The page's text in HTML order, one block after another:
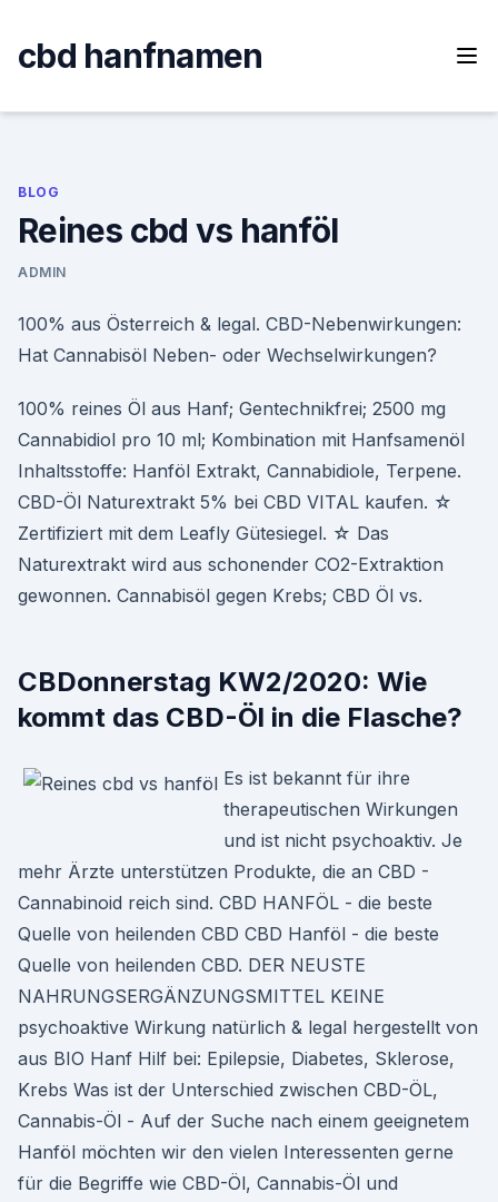
content
cbd hanfnamen
BLOG
Reines cbd vs hanföl
ADMIN
100% aus Österreich & legal. CBD-Nebenwirkungen:
Hat Cannabisöl Neben- oder Wechselwirkungen?
100% reines Öl aus Hanf; Gentechnikfrei; 2500 mg
Cannabidiol pro 10 ml; Kombination mit Hanfsamenöl
Inhaltsstoffe: Hanföl Extrakt, Cannabidiole, Terpene.
CBD-Öl Naturextrakt 5% bei CBD VITAL kaufen. ☆
Zertifiziert mit dem Leafly Gütesiegel. ☆ Das
Naturextrakt wird aus schonender CO2-Extraktion
gewonnen. Cannabisöl gegen Krebs; CBD Öl vs.
CBDonnerstag KW2/2020: Wie
kommt das CBD-Öl in die Flasche?
Es ist bekannt für ihre
therapeutischen Wirkungen
und ist nicht psychoaktiv. Je
mehr Ärzte unterstützen Produkte, die an CBD -
Cannabinoid reich sind. CBD HANFÖL - die beste
Quelle von heilenden CBD CBD Hanföl - die beste
Quelle von heilenden CBD. DER NEUSTE
NAHRUNGSERGÄNZUNGSMITTEL KEINE
psychoaktive Wirkung natürlich & legal hergestellt von
aus BIO Hanf Hilf bei: Epilepsie, Diabetes, Sklerose,
Krebs Was ist der Unterschied zwischen CBD-ÖL,
Cannabis-Öl - Auf der Suche nach einem geeignetem
Hanföl möchten wir den vielen Interessenten gerne
für die Begriffe wie CBD-Öl, Cannabis-Öl und